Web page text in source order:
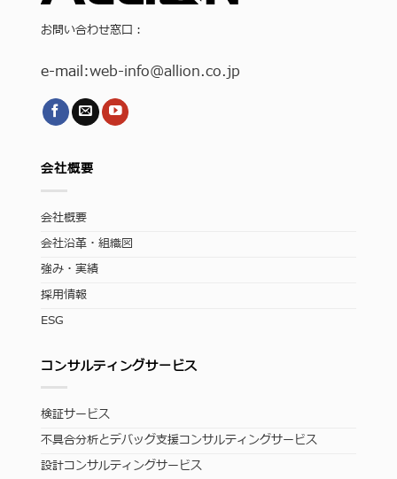
お問い合わせ窓口：
e-mail:web-info@allion.co.jp
会社概要
会社概要
会社沿革・組織図
強み・実績
採用情報
ESG
コンサルティングサービス
検証サービス
不具合分析とデバッグ支援コンサルティングサービス
設計コンサルティングサービス